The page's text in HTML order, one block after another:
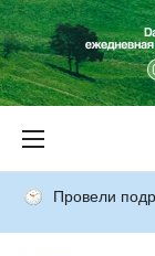
Провели